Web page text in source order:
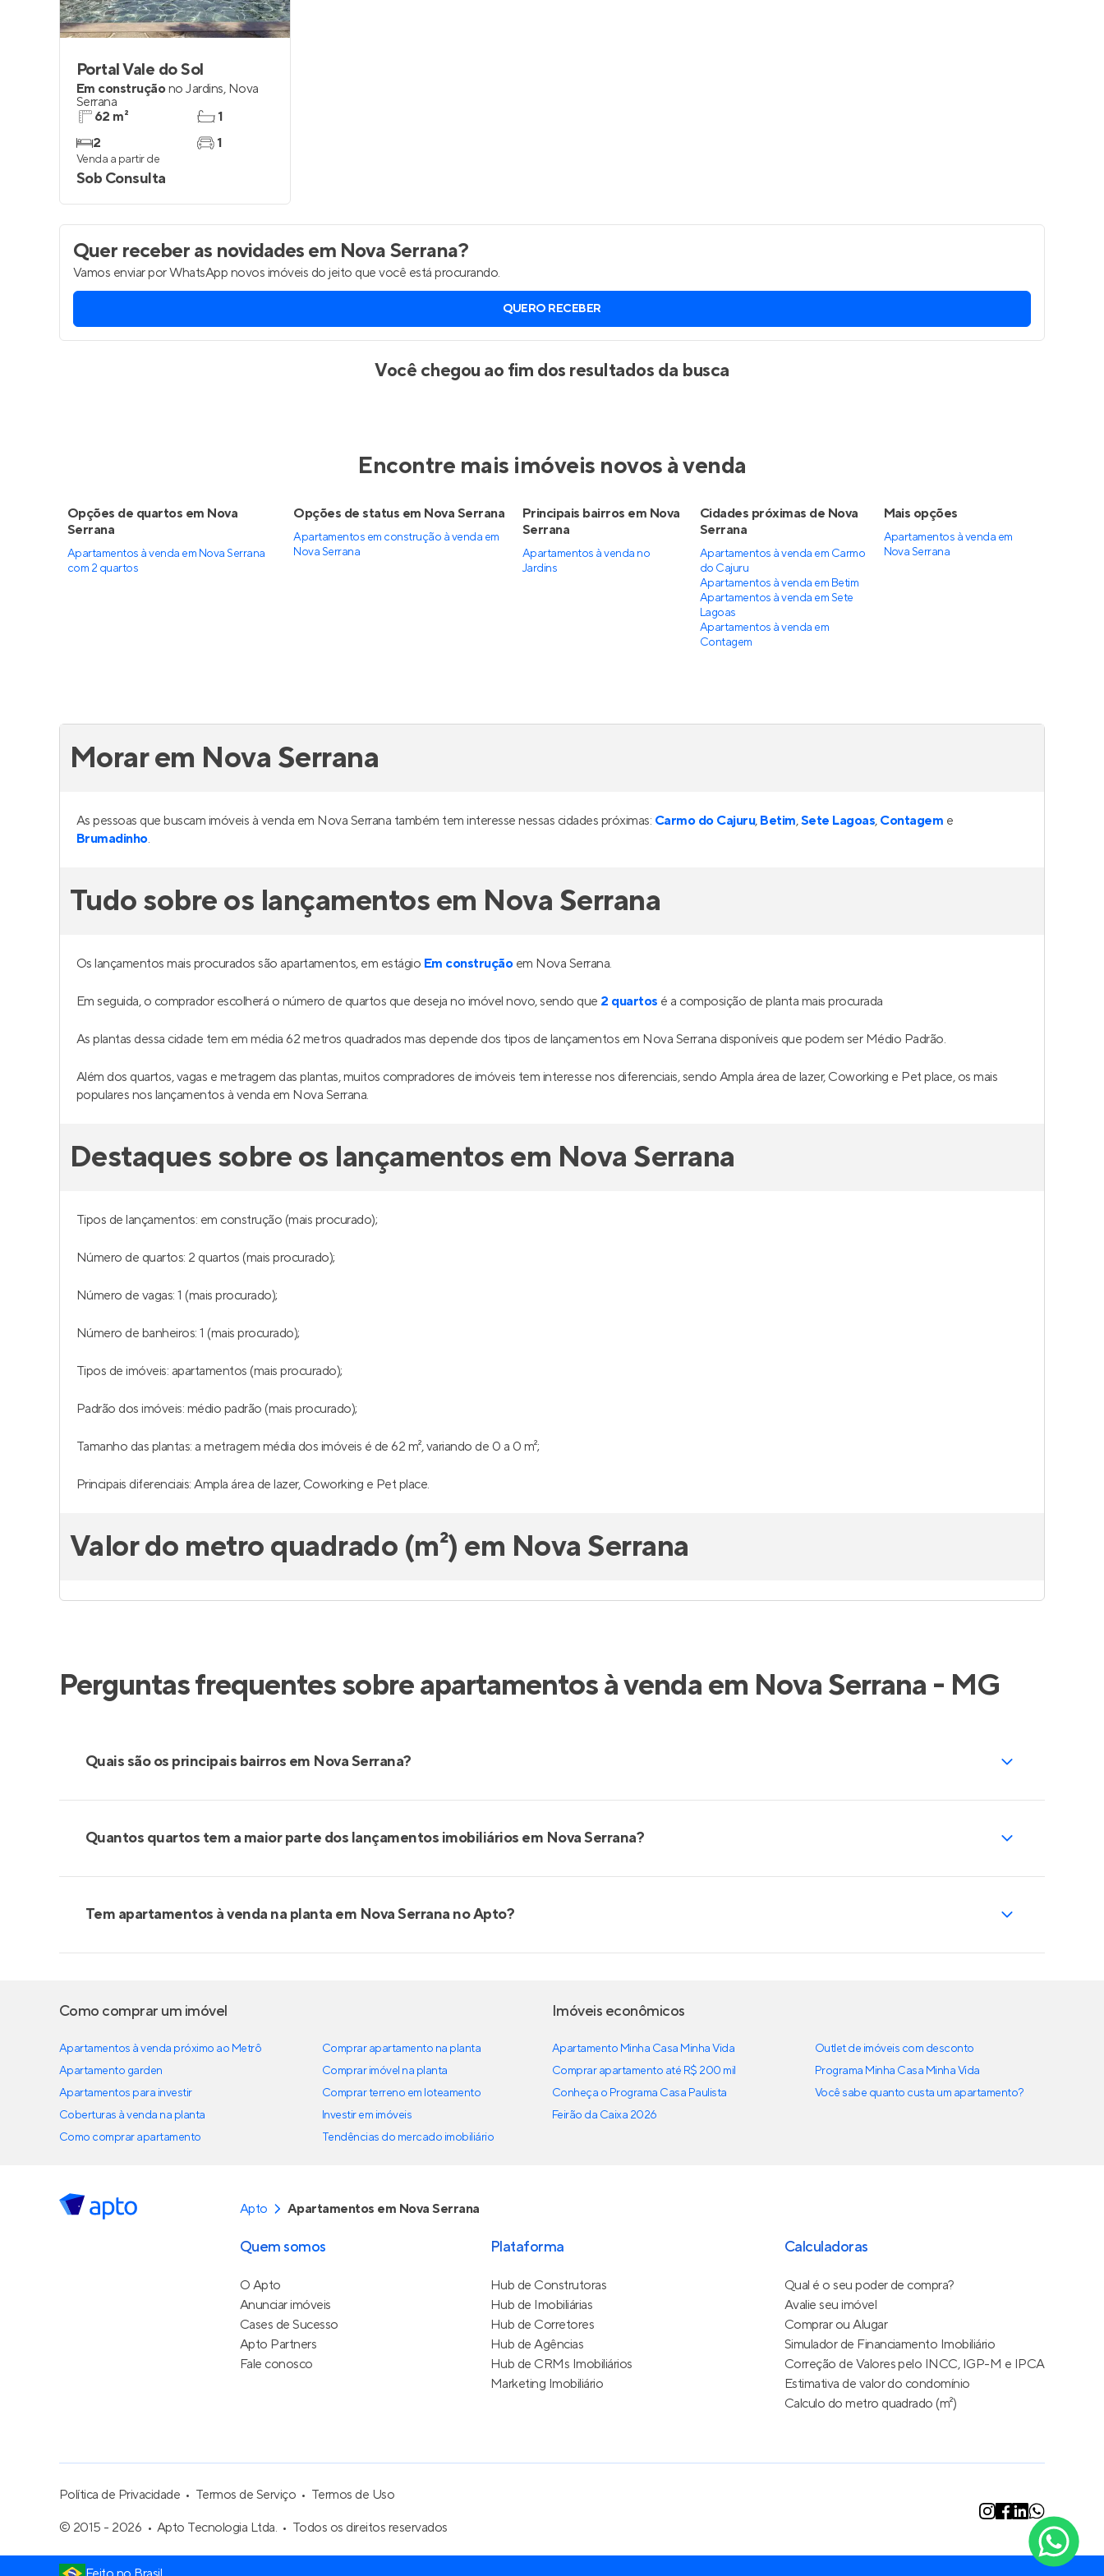
Portal Vale do Sol
Em construçãono Jardins, Nova
Serrana
62 m²
2
1
1
Venda a partir de
Sob Consulta
Quer receber as novidadesem Nova Serrana?
Vamos enviar por WhatsApp novos imóveis do jeito que você está procurando.
QUERO RECEBER
Você chegou ao fim dos resultados da busca
Encontre mais imóveis novos à venda
Opções de quartos em Nova
Serrana
Apartamentos à venda em Nova Serrana
com 2 quartos
Opções de status em Nova Serrana
Apartamentos em construção à venda em
Nova Serrana
Principais bairros em Nova
Serrana
Apartamentos à venda no
Jardins
Cidades próximas de Nova
Serrana
Apartamentos à venda em Carmo
do Cajuru
Apartamentos à venda em Betim
Apartamentos à venda em Sete
Lagoas
Apartamentos à venda em
Contagem
Mais opções
Apartamentos à venda em
Nova Serrana
Morar em Nova Serrana
As pessoas que buscam imóveis à venda em Nova Serrana também tem interesse nessas cidades próximas: Carmo do Cajuru, Betim,Sete Lagoas, Contagem e
Brumadinho.
Tudo sobre os lançamentos em Nova Serrana
Os lançamentos mais procurados são apartamentos, em estágio Em construçãoem Nova Serrana.
Em seguida, o comprador escolherá o número de quartos que deseja no imóvel novo, sendo que 2 quartos é a composição de planta mais procurada
As plantas dessa cidade tem em média 62 metros quadrados mas depende dos tipos de lançamentos em Nova Serrana disponíveis que podem ser Médio Padrão.
Além dos quartos, vagas e metragem das plantas, muitos compradores de imóveis tem interesse nos diferenciais, sendo Ampla área de lazer, Coworking e Pet place, os mais
populares nos lançamentos à venda em Nova Serrana.
Destaques sobre os lançamentos em Nova Serrana
Tipos de lançamentos: em construção (mais procurado);
Número de quartos: 2 quartos (mais procurado);
Número de vagas: 1 (mais procurado);
Número de banheiros: 1 (mais procurado);
Tipos de imóveis: apartamentos (mais procurado);
Padrão dos imóveis: médio padrão (mais procurado);
Tamanho das plantas: a metragem média dos imóveis é de 62 m², variando de 0 a 0 m²;
Principais diferenciais: Ampla área de lazer, Coworking e Pet place.
Valor do metro quadrado (m²) em Nova Serrana
Perguntas frequentes sobre apartamentos à venda em Nova Serrana - MG
Quais são os principais bairros em Nova Serrana?
Quantos quartos tem a maior parte dos lançamentos imobiliários em Nova Serrana?
Tem apartamentos à venda na planta em Nova Serrana no Apto?
Como comprar um imóvel
Apartamentos à venda próximo ao Metrô
Apartamento garden
Apartamentos para investir
Coberturas à venda na planta
Como comprar apartamento
Comprar apartamento na planta
Comprar imóvel na planta
Comprar terreno em loteamento
Investir em imóveis
Tendências do mercado imobiliário
Imóveis econômicos
Apartamento Minha Casa Minha Vida
Comprar apartamento até R$ 200 mil
Conheça o Programa Casa Paulista
Feirão da Caixa 2026
Outlet de imóveis com desconto
Programa Minha Casa Minha Vida
Você sabe quanto custa um apartamento?
Apto Apartamentos em Nova Serrana
Quem somos
O Apto
Anunciar imóveis
Cases de Sucesso
Apto Partners
Fale conosco
Plataforma
Hub de Construtoras
Hub de Imobiliárias
Hub de Corretores
Hub de Agências
Hub de CRMs Imobiliários
Marketing Imobiliário
Calculadoras
Qual é o seu poder de compra?
Avalie seu imóvel
Comprar ou Alugar
Simulador de Financiamento Imobiliário
Correção de Valores pelo INCC, IGP-M e IPCA
Estimativa de valor do condomínio
Calculo do metro quadrado (m²)
Política de Privacidade Termos de Serviço
Termos de Uso
© 2015 - 2026
Apto Tecnologia Ltda. Todos os direitos reservados